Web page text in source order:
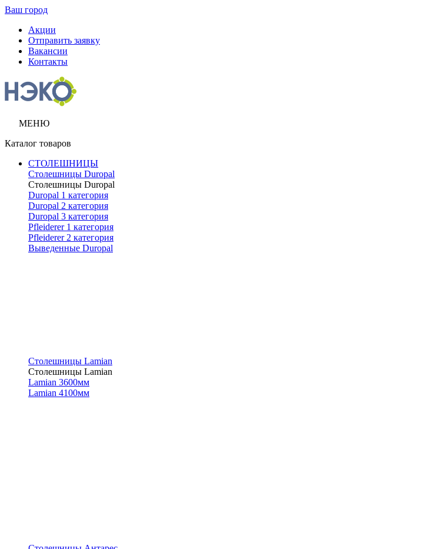
Ваш город
Акции
Отправить заявку
Вакансии
Контакты
МЕНЮ
Каталог товаров
СТОЛЕШНИЦЫ
Столешницы Duropal
Столешницы Duropal
Duropal 1 категория
Duropal 2 категория
Duropal 3 категория
Pfleiderer 1 категория
Pfleiderer 2 категория
Выведенные Duropal
Столешницы Lamian
Столешницы Lamian
Lamian 3600мм
Lamian 4100мм